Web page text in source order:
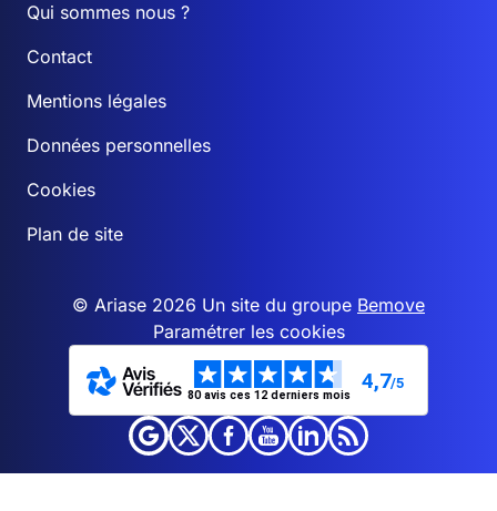
Qui sommes nous ?
Contact
Mentions légales
Données personnelles
Cookies
Plan de site
© Ariase 2026 Un site du groupe Bemove
Paramétrer les cookies
80 avis ces 12 derniers mois
4,7/5